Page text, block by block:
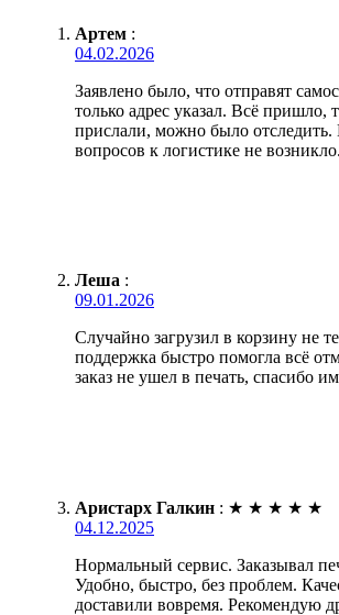
Артем :
04.02.2026
Заявлено было, что отправят
только адрес указал. Всё пришло,
прислали, можно было
вопросов к логистике не возникло.
Леша :
09.01.2026
Случайно загрузил в корзину не
поддержка быстро помогла всё
заказ не ушел в печать, спасибо им
Аристарх Галкин : ★ ★ ★ ★ ★
04.12.2025
Нормальный сервис. Заказывал
Удобно, быстро, без проблем.
доставили вовремя. Рекомендую